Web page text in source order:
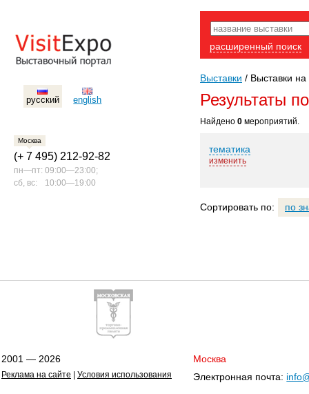
русский english
Москва
(+ 7 495) 212-92-82
пн—пт: 09:00—23:00;
сб, вс:
10:00—19:00
расширенный поиск
Выставки / Выставки на
Результаты
Найдено 0 мероприятий.
тематика
изменить
Сортировать по: по
2001 — 2026
Реклама на сайте Условия использования
Москва
Электронная почта: